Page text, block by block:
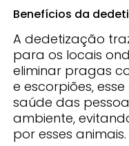
Benefícios da
A dedetização
para os locais
eliminar pragas
e escorpiões,
saúde das
ambiente,
por esses animais.